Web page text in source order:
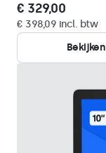
€ 329,00
€ 398,09 incl. btw
Bekijken